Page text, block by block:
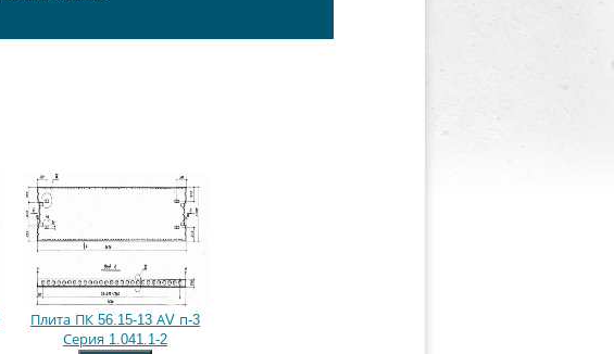
Плита ПК 56.15-13 АV п-3
Серия 1.041.1-2